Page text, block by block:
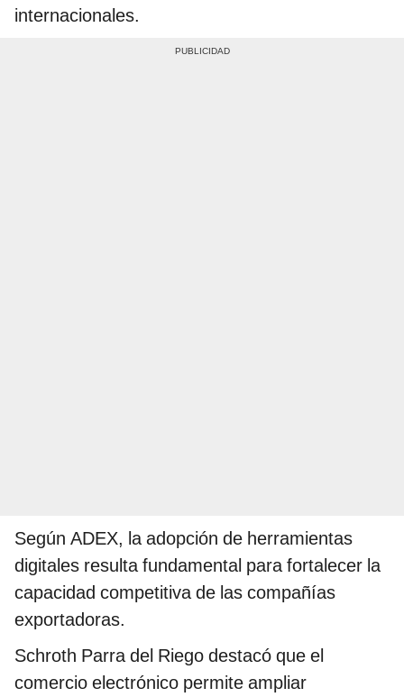
internacionales.
Según ADEX, la adopción de herramientas
digitales resulta fundamental para fortalecer la
capacidad competitiva de las compañías
exportadoras.
Schroth Parra del Riego destacó que el
comercio electrónico permite ampliar